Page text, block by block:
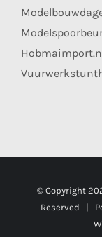
© Copyright
Reserved |